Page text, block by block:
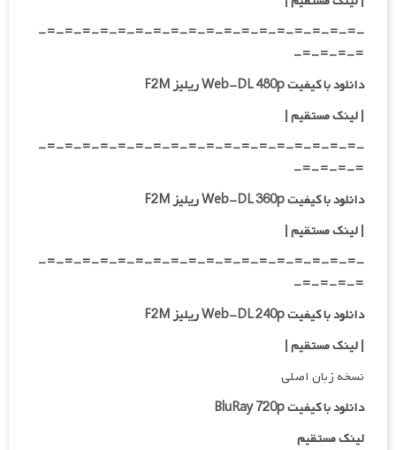
-=-=-=-=-=-=-=-=-=-=-=-=-=-=-=-=-=-=-
=-=-=-=-
دانلود با کیفیت Web-DL 480p ریلیز F2M
|لینک مستقیم|
-=-=-=-=-=-=-=-=-=-=-=-=-=-=-=-=-=-=-
=-=-=-=-
دانلود با کیفیت Web-DL 360p ریلیز F2M
| لینک مستقیم|
-=-=-=-=-=-=-=-=-=-=-=-=-=-=-=-=-=-=-
=-=-=-=-
دانلود با کیفیت Web-DL 240p ریلیز F2M
| لینک مستقیم|
نسخه زبان اصلی
دانلود با کیفیت BluRay 720p
لینک مستقیم